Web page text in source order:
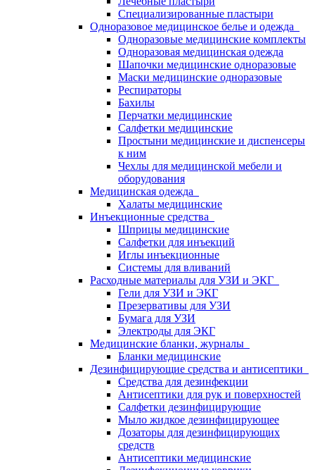
Специализированные пластыри
Одноразовое медицинское белье и одежда
Одноразовые медицинские комплекты
Одноразовая медицинская одежда
Шапочки медицинские одноразовые
Маски медицинские одноразовые
Респираторы
Бахилы
Перчатки медицинские
Салфетки медицинские
Простыни медицинские и диспенсеры
к ним
Чехлы для медицинской мебели и
оборудования
Медицинская одежда
Халаты медицинские
Инъекционные средства
Шприцы медицинские
Салфетки для инъекций
Иглы инъекционные
Системы для вливаний
Расходные материалы для УЗИ и ЭКГ
Гели для УЗИ и ЭКГ
Презервативы для УЗИ
Бумага для УЗИ
Электроды для ЭКГ
Медицинские бланки, журналы
Бланки медицинские
Дезинфицирующие средства и антисептики
Средства для дезинфекции
Антисептики для рук и поверхностей
Салфетки дезинфицирующие
Мыло жидкое дезинфицирующее
Дозаторы для дезинфицирующих
средств
Антисептики медицинские